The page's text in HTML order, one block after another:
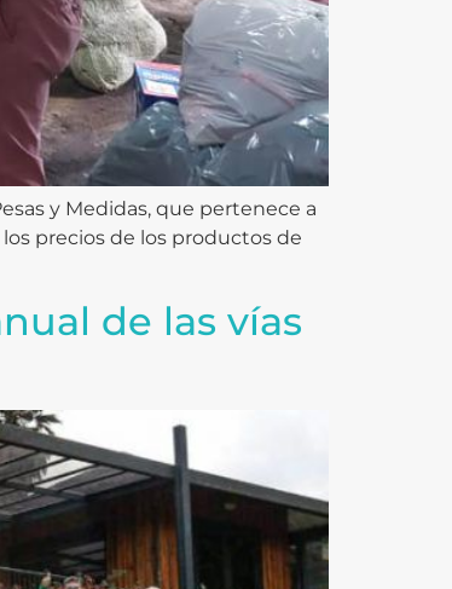
y Medidas, que pertenece a
precios de los productos de
de las vías